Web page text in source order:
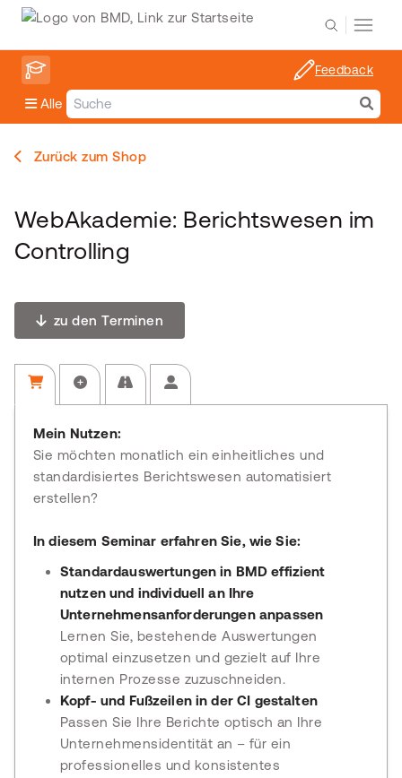
Alle
Feedback
Zurück zum Shop
WebAkademie: Berichtswesen im
Controlling
zu den Terminen
Mein Nutzen:
Sie möchten monatlich ein einheitliches und
standardisiertes Berichtswesen automatisiert
erstellen?
In diesem Seminar erfahren Sie, wie Sie:
Standardauswertungen in BMD effizient
nutzen und individuell an Ihre
Unternehmensanforderungen anpassen
Lernen Sie, bestehende Auswertungen
optimal einzusetzen und gezielt auf Ihre
internen Prozesse zuzuschneiden.
Kopf- und Fußzeilen in der CI gestalten
Passen Sie Ihre Berichte optisch an Ihre
Unternehmensidentität an – für ein
professionelles und konsistentes